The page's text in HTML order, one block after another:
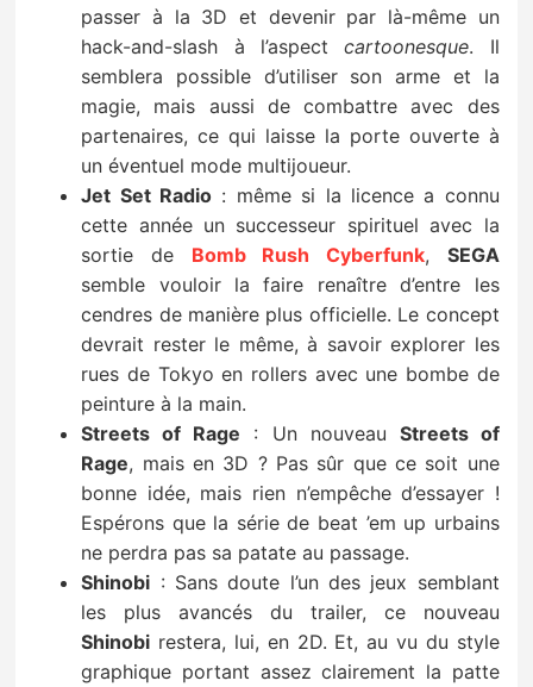
passer à la 3D et devenir par là-même un
hack-and-slash à l’aspectcartoonesque. Il
semblera possible d’utiliser son arme et la
magie, mais aussi de combattre avec des
partenaires, ce qui laisse la porte ouverte à
un éventuel mode multijoueur.
Jet Set Radio : même si la licence a connu
cette année un successeur spirituel avec la
sortie de Bomb Rush Cyberfunk, SEGA
semble vouloir la faire renaître d’entre les
cendres de manière plus officielle. Le concept
devrait rester le même, à savoir explorer les
rues de Tokyo en rollers avec une bombe de
peinture à la main.
Streets of Rage : Un nouveau Streets of
Rage, mais en 3D ? Pas sûr que ce soit une
bonne idée, mais rien n’empêche d’essayer !
Espérons que la série de beat ’em up urbains
ne perdra pas sa patate au passage.
Shinobi : Sans doute l’un des jeux semblant
les plus avancés du trailer, ce nouveau
Shinobi restera, lui, en 2D. Et, au vu du style
graphique portant assez clairement la patte